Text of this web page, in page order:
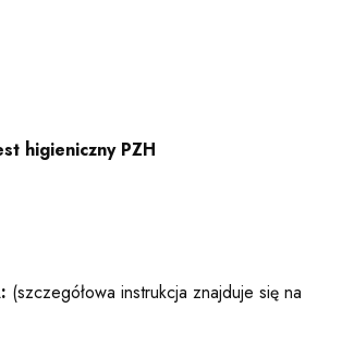
higieniczny PZH
(szczegółowa instrukcja znajduje się na